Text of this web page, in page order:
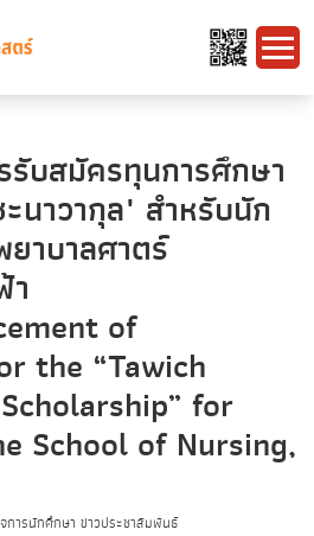
รับสมัครทุนการศึกษา
นาวากุล" สําหรับนัก
าบาลศาตร์
า
of
the “Tawich
for
School of Nursing,
ารนักศึกษา ข่าวประชาสัมพันธ์